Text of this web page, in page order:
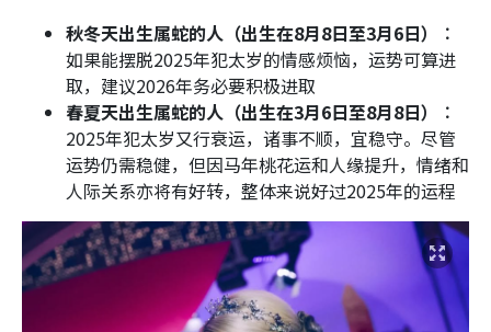
秋冬天出生属蛇的人（出生在8月8日至3月6日）︰
如果能摆脱2025年犯太岁的情感烦恼，运势可算进
取，建议2026年务必要积极进取
春夏天出生属蛇的人（出生在3月6日至8月8日）︰
2025年犯太岁又行衰运，诸事不顺，宜稳守。尽管
运势仍需稳健，但因马年桃花运和人缘提升，情绪和
人际关系亦将有好转，整体来说好过2025年的运程